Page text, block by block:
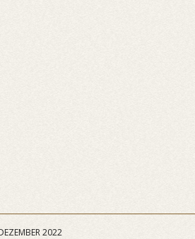
2022